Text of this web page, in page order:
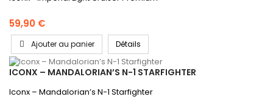
59,90 €
Ajouter au panier Détails
ICONX – MANDALORIAN’S N-1 STARFIGHTER
Iconx – Mandalorian’s N-1 Starfighter